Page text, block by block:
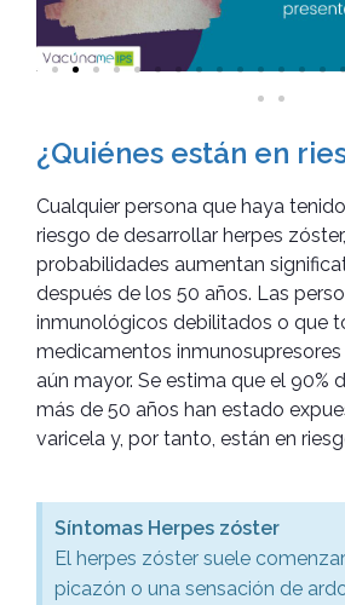
¿Quiénes están en
Cualquier persona que haya
riesgo de desarrollar herpes
probabilidades aumentan
después de los 50 años. Las
inmunológicos debilitados o que
medicamentos inmunosupresores
aún mayor. Se estima que el 90%
más de 50 años han estado
varicela y, por tanto, están en
Síntomas Herpes zóster
El herpes zóster suele
picazón o una sensación de